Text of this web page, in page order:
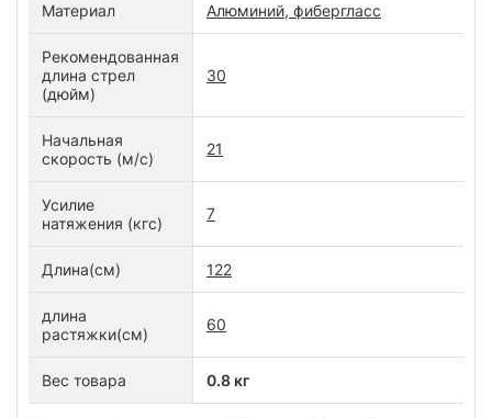
Материал Алюминий, фибергласс
Рекомендованная
длина стрел
(дюйм)
30
Начальная
скорость (м/с)
21
Усилие
натяжения (кгс)
7
Длина(см) 122
длина
растяжки(см)
60
Вес товара 0.8 кг